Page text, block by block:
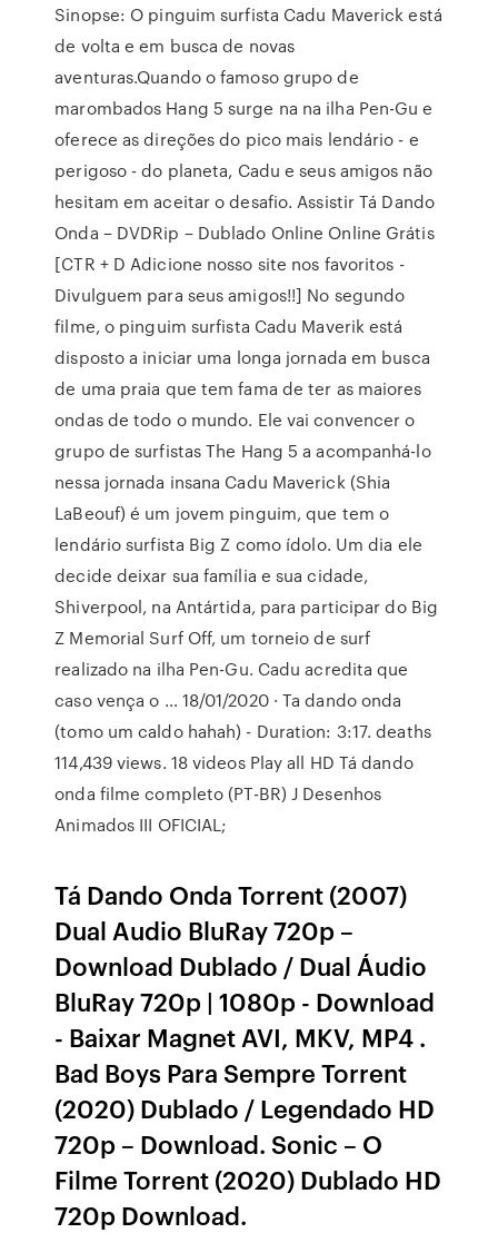
Sinopse: O pinguim surfista Cadu Maverick está
de volta e em busca de novas
aventuras.Quando o famoso grupo de
marombados Hang 5 surge na na ilha Pen-Gu e
oferece as direções do pico mais lendário - e
perigoso - do planeta, Cadu e seus amigos não
hesitam em aceitar o desafio. Assistir Tá Dando
Onda – DVDRip – Dublado Online Online Grátis
[CTR + D Adicione nosso site nos favoritos -
Divulguem para seus amigos!!] No segundo
filme, o pinguim surfista Cadu Maverik está
disposto a iniciar uma longa jornada em busca
de uma praia que tem fama de ter as maiores
ondas de todo o mundo. Ele vai convencer o
grupo de surfistas The Hang 5 a acompanhá-lo
nessa jornada insana Cadu Maverick (Shia
LaBeouf) é um jovem pinguim, que tem o
lendário surfista Big Z como ídolo. Um dia ele
decide deixar sua família e sua cidade,
Shiverpool, na Antártida, para participar do Big
Z Memorial Surf Off, um torneio de surf
realizado na ilha Pen-Gu. Cadu acredita que
caso vença o … 18/01/2020 · Ta dando onda
(tomo um caldo hahah) - Duration: 3:17. deaths
114,439 views. 18 videos Play all HD Tá dando
onda filme completo (PT-BR) J Desenhos
Animados III OFICIAL;
Tá Dando Onda Torrent (2007)
Dual Audio BluRay 720p –
Download Dublado / Dual Áudio
BluRay 720p | 1080p - Download
- Baixar Magnet AVI, MKV, MP4 .
Bad Boys Para Sempre Torrent
(2020) Dublado / Legendado HD
720p – Download. Sonic – O
Filme Torrent (2020) Dublado HD
720p Download.